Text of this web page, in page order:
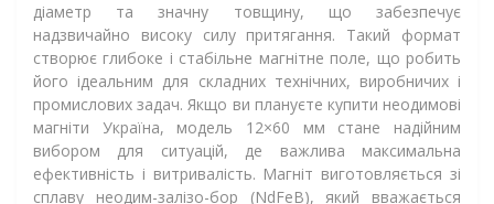
діаметр та значну товщину, що забезпечує
надзвичайно високу силу притягання. Такий формат
створює глибоке і стабільне магнітне поле, що робить
його ідеальним для складних технічних, виробничих і
промислових задач. Якщо ви плануєте купити неодимові
магніти Україна, модель 12×60 мм стане надійним
вибором для ситуацій, де важлива максимальна
ефективність і витривалість. Магніт виготовляється зі
сплаву неодим-залізо-бор (NdFeB), який вважається